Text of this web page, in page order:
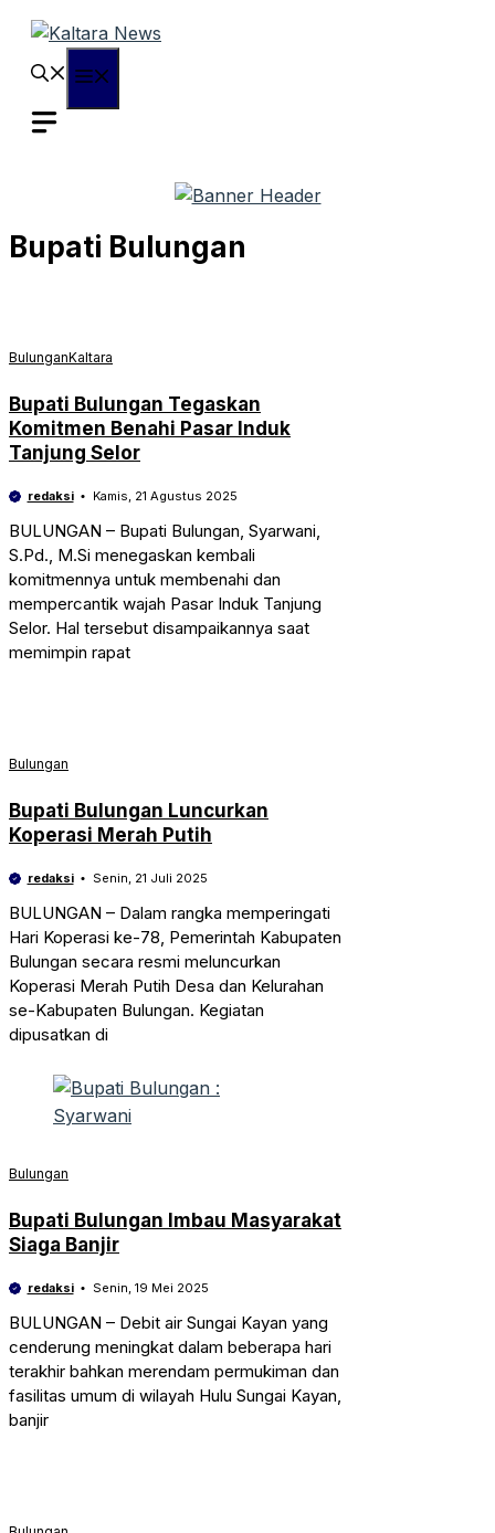
Langsung
Bupati Bulungan
BulunganKaltara
Bupati Bulungan Tegaskan
Komitmen Benahi Pasar Induk
Tanjung Selor
redaksi Kamis, 21 Agustus 2025
BULUNGAN – Bupati Bulungan, Syarwani,
S.Pd., M.Si menegaskan kembali
komitmennya untuk membenahi dan
mempercantik wajah Pasar Induk Tanjung
Selor. Hal tersebut disampaikannya saat
memimpin rapat
Bulungan
Bupati Bulungan Luncurkan
Koperasi Merah Putih
redaksi Senin, 21 Juli 2025
BULUNGAN – Dalam rangka memperingati
Hari Koperasi ke-78, Pemerintah Kabupaten
Bulungan secara resmi meluncurkan
Koperasi Merah Putih Desa dan Kelurahan
se-Kabupaten Bulungan. Kegiatan
dipusatkan di
Bulungan
Bupati Bulungan Imbau Masyarakat
Siaga Banjir
redaksi Senin, 19 Mei 2025
BULUNGAN – Debit air Sungai Kayan yang
cenderung meningkat dalam beberapa hari
terakhir bahkan merendam permukiman dan
fasilitas umum di wilayah Hulu Sungai Kayan,
banjir